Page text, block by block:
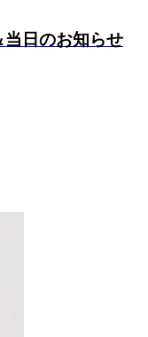
日のお知らせ